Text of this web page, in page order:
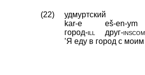
(22)
удмуртский
kar-e
eš-en-ym
город‑ill друг‑inscom
’Я еду в город с моим